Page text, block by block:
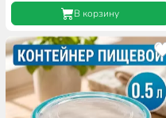
В корзину